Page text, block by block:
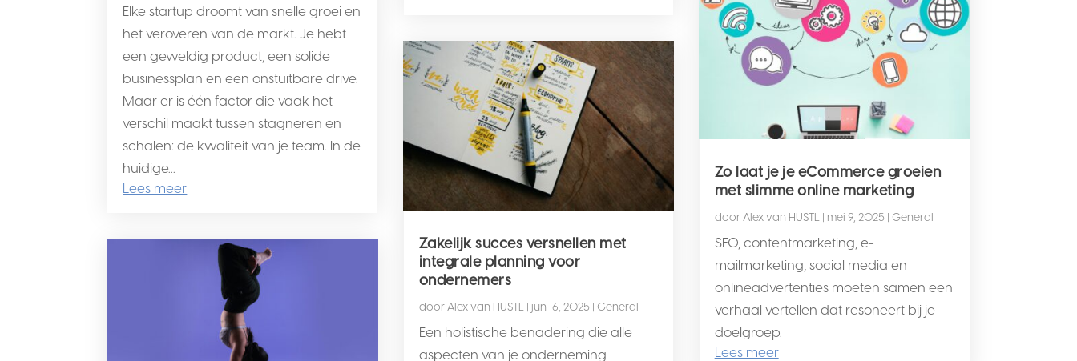
Elke startup droomt van snelle groei en
het veroveren van de markt. Je hebt
een geweldig product, een solide
businessplan en een onstuitbare drive.
Maar er is één factor die vaak het
verschil maakt tussen stagneren en
schalen: de kwaliteit van je team. In de
huidige...
Lees meer
Zakelijk succes versnellen met
integrale planning voor
ondernemers
doorAlex van HUSTL| jun 16, 2025 | General
Een holistische benadering die alle
aspecten van je onderneming
Zo laat je je eCommerce groeien
met slimme online marketing
doorAlex van HUSTL| mei 9, 2025 | General
SEO, contentmarketing, e-
mailmarketing, social media en
onlineadvertenties moeten samen een
verhaal vertellen dat resoneert bij je
doelgroep.
Lees meer